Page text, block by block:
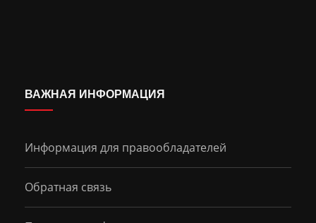
ВАЖНАЯ ИНФОРМАЦИЯ
Информация для правообладателей
Обратная связь